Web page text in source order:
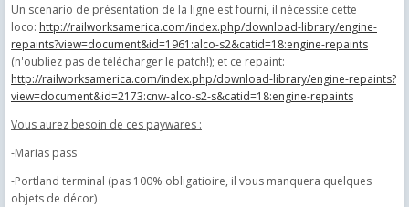
Un scenario de présentation de la ligne est fourni, il nécessite cette
loco: http://railworksamerica.com/index.php/download-library/engine-
repaints?view=document&id=1961:alco-s2&catid=18:engine-repaints
(n'oubliez pas de télécharger le patch!); et ce repaint:
http://railworksamerica.com/index.php/download-library/engine-repaints?
view=document&id=2173:cnw-alco-s2-s&catid=18:engine-repaints
Vous aurez besoin de ces paywares :
-Marias pass
-Portland terminal (pas 100% obligatioire, il vous manquera quelques
objets de décor)